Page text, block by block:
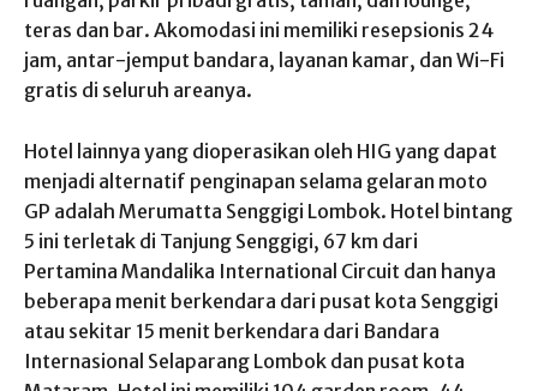
teras dan bar. Akomodasi ini memiliki resepsionis 24
jam, antar-jemput bandara, layanan kamar, dan Wi-Fi
gratis di seluruh areanya.
Hotel lainnya yang dioperasikan oleh HIG yang dapat
menjadi alternatif penginapan selama gelaran moto
GP adalah Merumatta Senggigi Lombok. Hotel bintang
5 ini terletak di Tanjung Senggigi, 67 km dari
Pertamina Mandalika International Circuit dan hanya
beberapa menit berkendara dari pusat kota Senggigi
atau sekitar 15 menit berkendara dari Bandara
Internasional Selaparang Lombok dan pusat kota